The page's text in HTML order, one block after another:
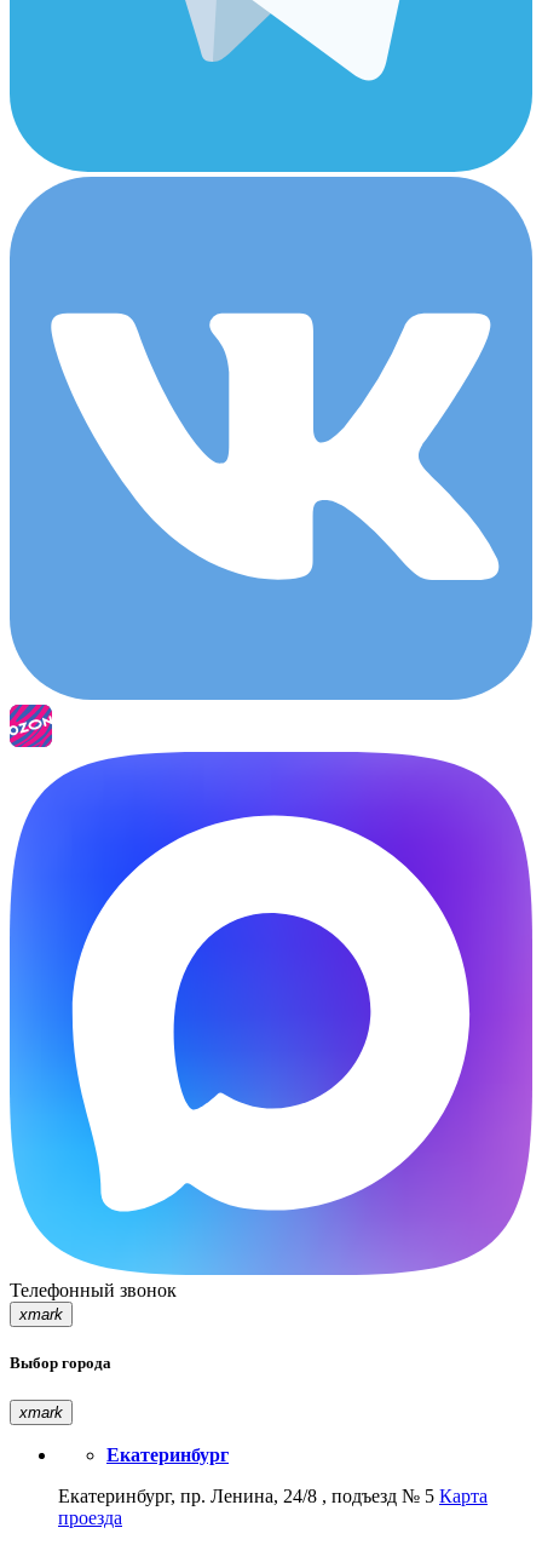
Телефонный звонок
xmark
Выбор города
xmark
Екатеринбург
Екатеринбург, пр. Ленина, 24/8 , подъезд № 5 Карта
проезда